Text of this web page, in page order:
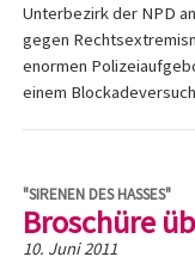
Unterbezirk der NPD
gegen
enormen
einem
"SIRENEN DES HASSES"
Broschüre
10. Juni 2011